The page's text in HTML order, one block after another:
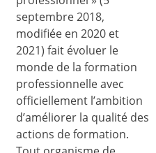
septembre 2018,
modifiée en 2020 et
2021) fait évoluer le
monde de la formation
professionnelle avec
officiellement l’ambition
d’améliorer la qualité des
actions de formation.